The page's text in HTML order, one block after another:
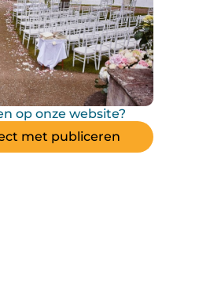
op onze website?
met publiceren